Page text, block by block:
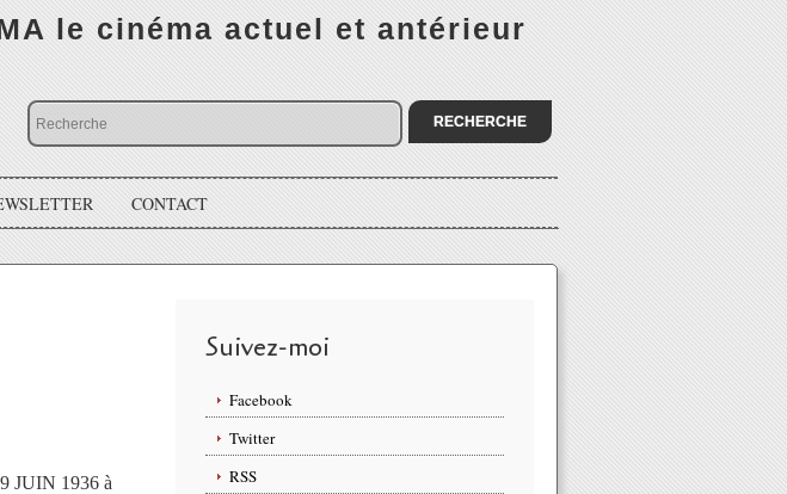
le cinéma actuel et antérieur
CONTACT
JUIN 1936 à
Suivez-moi
Facebook
Twitter
RSS